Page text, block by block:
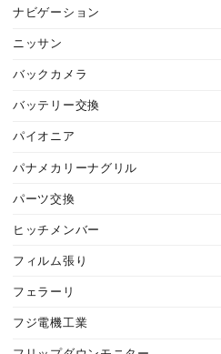
ナビゲーション
ニッサン
バックカメラ
バッテリー交換
パイオニア
パナメカリーナグリル
パーツ交換
ヒッチメンバー
フィルム張り
フェラーリ
フジ電機工業